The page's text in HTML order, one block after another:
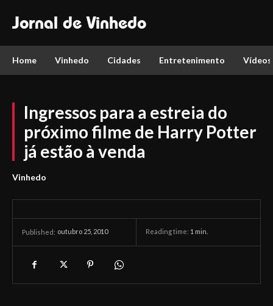
Jornal de Vinhedo
Home Vinhedo Cidades Entretenimento Vídeos
Ingressos para a estreia do
próximo filme de Harry Potter
já estão à venda
Vinhedo
Published: outubro 25, 2010 Reading time: 1 min.